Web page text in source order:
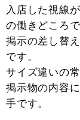
入店した視線
の働きどころで
掲示の差し替
です。
サイズ違いの
掲示物の内容
手です。